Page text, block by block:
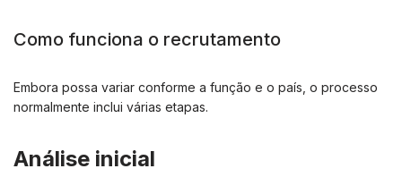
Como funciona o recrutamento
Embora possa variar conforme a função e o país, o processo
normalmente inclui várias etapas.
Análise inicial